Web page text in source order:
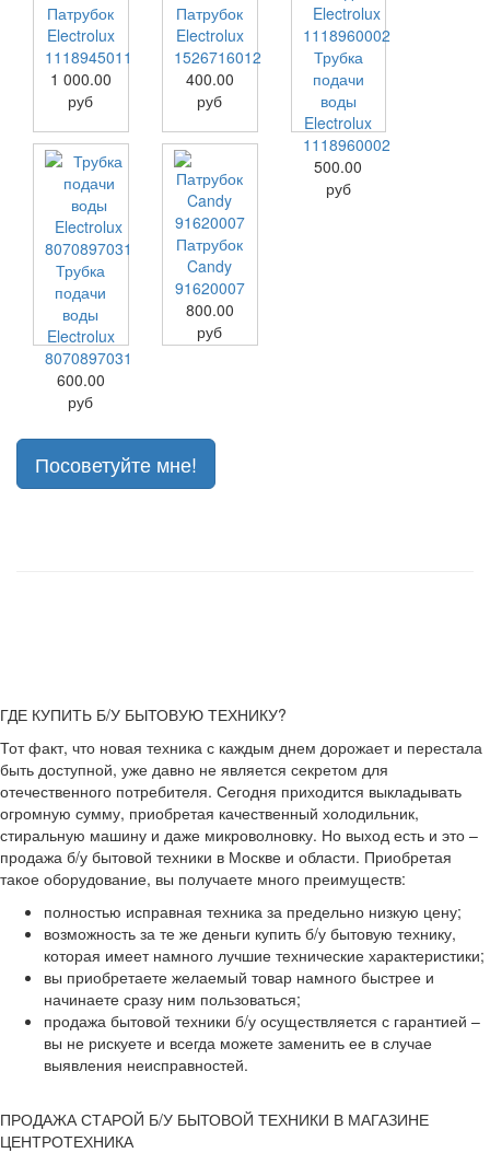
Патрубок
Electrolux
1118945011
1 000.00
руб
Патрубок
Electrolux
1526716012
400.00
руб
Трубка
подачи
воды
Electrolux
1118960002
500.00
руб
Трубка
подачи
воды
Electrolux
8070897031
600.00
руб
Патрубок
Candy
91620007
800.00
руб
Посоветуйте мне!
ГДЕ КУПИТЬ Б/У БЫТОВУЮ ТЕХНИКУ?
Тот факт, что новая техника с каждым днем дорожает и перестала
быть доступной, уже давно не является секретом для
отечественного потребителя. Сегодня приходится выкладывать
огромную сумму, приобретая качественный холодильник,
стиральную машину и даже микроволновку. Но выход есть и это –
продажа б/у бытовой техники в Москве и области. Приобретая
такое оборудование, вы получаете много преимуществ:
полностью исправная техника за предельно низкую цену;
возможность за те же деньги купить б/у бытовую технику,
которая имеет намного лучшие технические характеристики;
вы приобретаете желаемый товар намного быстрее и
начинаете сразу ним пользоваться;
продажа бытовой техники б/у осуществляется с гарантией –
вы не рискуете и всегда можете заменить ее в случае
выявления неисправностей.
ПРОДАЖА СТАРОЙ Б/У БЫТОВОЙ ТЕХНИКИ В МАГАЗИНЕ
ЦЕНТРОТЕХНИКА